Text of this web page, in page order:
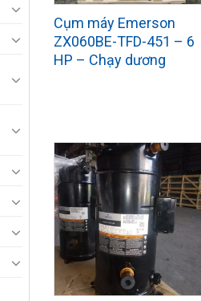
Cụm máy Emerson
ZX060BE-TFD-451 – 6
HP – Chạy dương